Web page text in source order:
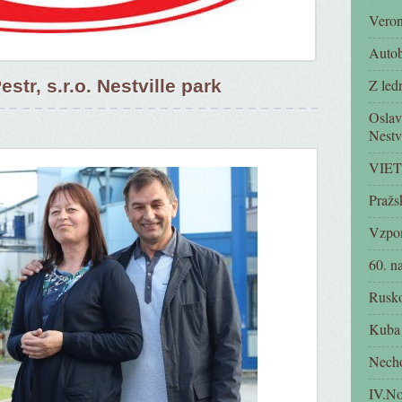
s.r.o. Nestville park
Z
60.